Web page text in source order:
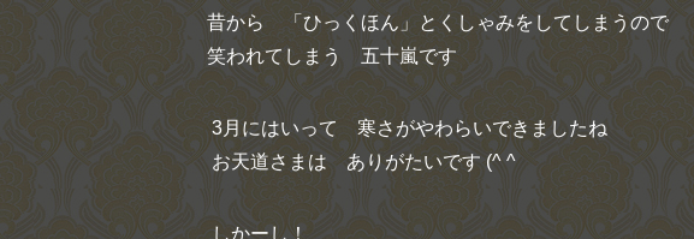
昔から 「ひっくほん」とくしゃみをしてしまうので
笑われてしまう 五十嵐です
3月にはいって 寒さがやわらいできましたね
お天道さまは ありがたいです (^ ^
しかーし！